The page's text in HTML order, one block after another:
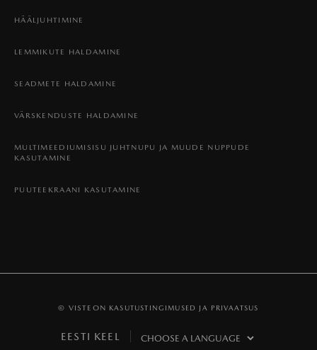
HÄÄLJUHTIMINE
LEMMIKUTE HALDAMINE
SEADMETE HALDAMINE
VÄRSKENDUSTE HALDAMINE
MULTIMEEDIUMISISU JUHTNUPU JA MUUDE NUPPUDE
KASUTAMINE
PUUTEEKRAANI KASUTAMINE
© VISTEON KASUTUSTINGIMUSED JA PRIVAATSUS
EESTI KEEL